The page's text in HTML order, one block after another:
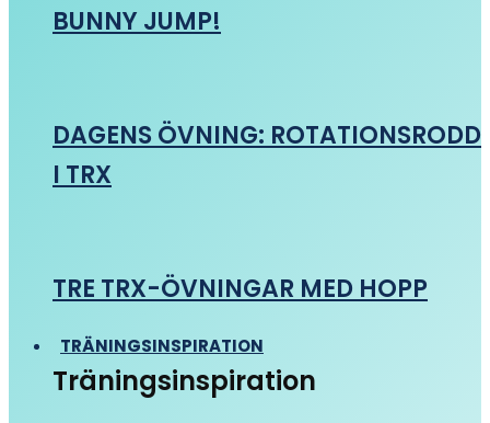
BUNNY JUMP!
DAGENS ÖVNING: ROTATIONSRODD
I TRX
TRE TRX-ÖVNINGAR MED HOPP
TRÄNINGSINSPIRATION
Träningsinspiration